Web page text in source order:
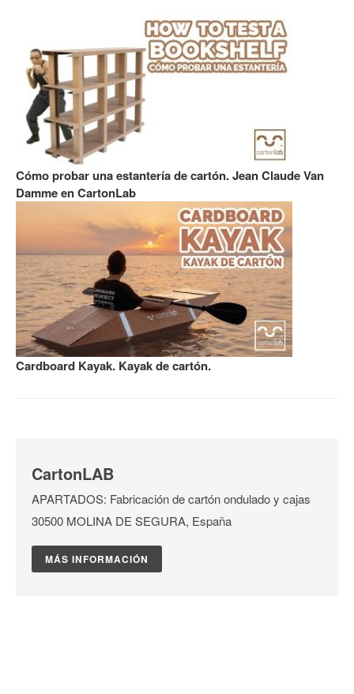
Cómo probar una estantería de cartón. Jean Claude Van
Damme en CartonLab
Cardboard Kayak. Kayak de cartón.
CartonLAB
APARTADOS: Fabricación de cartón ondulado y cajas
30500 MOLINA DE SEGURA, España
MÁS INFORMACIÓN